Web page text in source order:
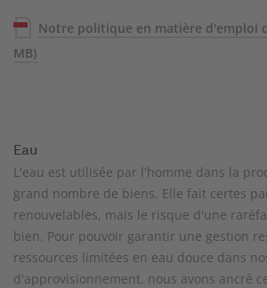
Notre politique en matière d'emploi
MB)
Eau
L'eau est utilisée par l'homme dans la
grand nombre de biens. Elle fait certes
renouvelables, mais le risque d'une
bien. Pour pouvoir garantir une gestion
ressources limitées en eau douce dans
d'approvisionnement, nous avons ancré